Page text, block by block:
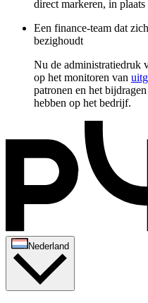
direct markeren, in
Een finance-team dat
bezighoudt
Nu de administratiedruk
op het monitoren van
patronen en het
hebben op het bedrijf.
Nederland